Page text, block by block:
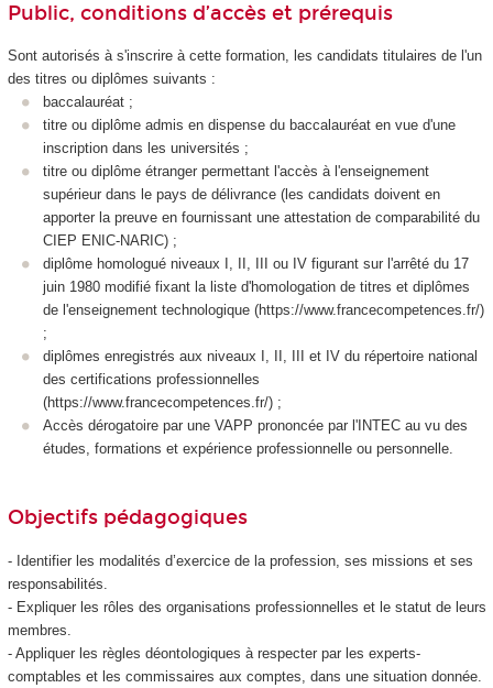
Public, conditions d’accès et prérequis
Sont autorisés à s'inscrire à cette formation, les candidats titulaires de l'un
des titres ou diplômes suivants :
baccalauréat ;
titre ou diplôme admis en dispense du baccalauréat en vue d'une
inscription dans les universités ;
titre ou diplôme étranger permettant l'accès à l'enseignement
supérieur dans le pays de délivrance (les candidats doivent en
apporter la preuve en fournissant une attestation de comparabilité du
CIEP ENIC-NARIC) ;
diplôme homologué niveaux I, II, III ou IV figurant sur l'arrêté du 17
juin 1980 modifié fixant la liste d'homologation de titres et diplômes
de l'enseignement technologique (https://www.francecompetences.fr/)
;
diplômes enregistrés aux niveaux I, II, III et IV du répertoire national
des certifications professionnelles
(https://www.francecompetences.fr/) ;
Accès dérogatoire par une VAPP prononcée par l'INTEC au vu des
études, formations et expérience professionnelle ou personnelle.
Objectifs pédagogiques
- Identifier les modalités d’exercice de la profession, ses missions et ses
responsabilités.
- Expliquer les rôles des organisations professionnelles et le statut de leurs
membres.
- Appliquer les règles déontologiques à respecter par les experts-
comptables et les commissaires aux comptes, dans une situation donnée.